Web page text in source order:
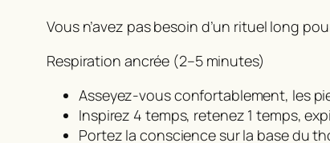
Vous n’avez pas besoin d’un rituel long
Respiration ancrée (2–5 minutes)
Asseyez-vous confortablement, les
Inspirez 4 temps, retenez 1 temps,
Portez la conscience sur la base du